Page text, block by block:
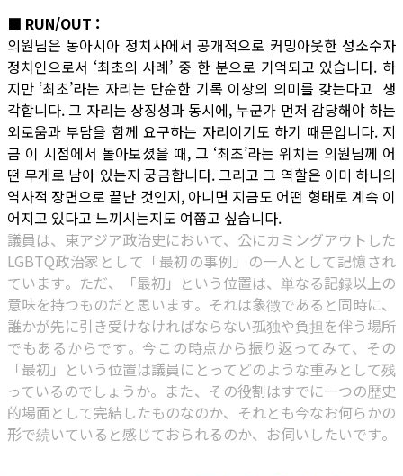
■ RUN/OUT :
의원님은 동아시아 정치사에서 공개적으로 커밍아웃한 성소수자
정치인으로서 ‘최초의 사례’ 중 한 분으로 기억되고 있습니다. 하
지만 ‘최초’라는 자리는 단순한 기록 이상의 의미를 갖는다고 생
각합니다. 그 자리는 상징성과 동시에, 누군가 먼저 감당해야 하는
외로움과 부담을 함께 요구하는 자리이기도 하기 때문입니다. 지
금 이 시점에서 돌아보셨을 때, 그 ‘최초’라는 위치는 의원님께 어
떤 무게로 남아 있는지 궁금합니다. 그리고 그 역할은 이미 하나의
역사적 장면으로 끝난 것인지, 아니면 지금도 어떤 형태로 계속 이
어지고 있다고 느끼시는지도 여쭙고 싶습니다.
議員は、東アジア政治史において、公にカミングアウトした
LGBTQ政治家として「最初の事例」の一人として記憶され
ています。ただ、「最初」という位置は、単なる記録以上の
意味を持つものだと思います。それは象徴であると同時に、
誰かが先に引き受けなければならない孤独や負担を伴う場所
でもあるからです。今この時点から振り返ってみて、その
「最初」という位置は議員にとってどのような重みとして残
っているのでしょうか。また、その役割はすでに一つの歴史
的場面として完結したものなのか、それとも今なお何らかの
形で続いていると感じておられるのか、お伺いしたいです。